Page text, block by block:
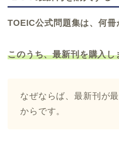
TOEIC公式問題集は、何冊
このうち、最新刊を購入し
なぜならば、最新刊が
からです。